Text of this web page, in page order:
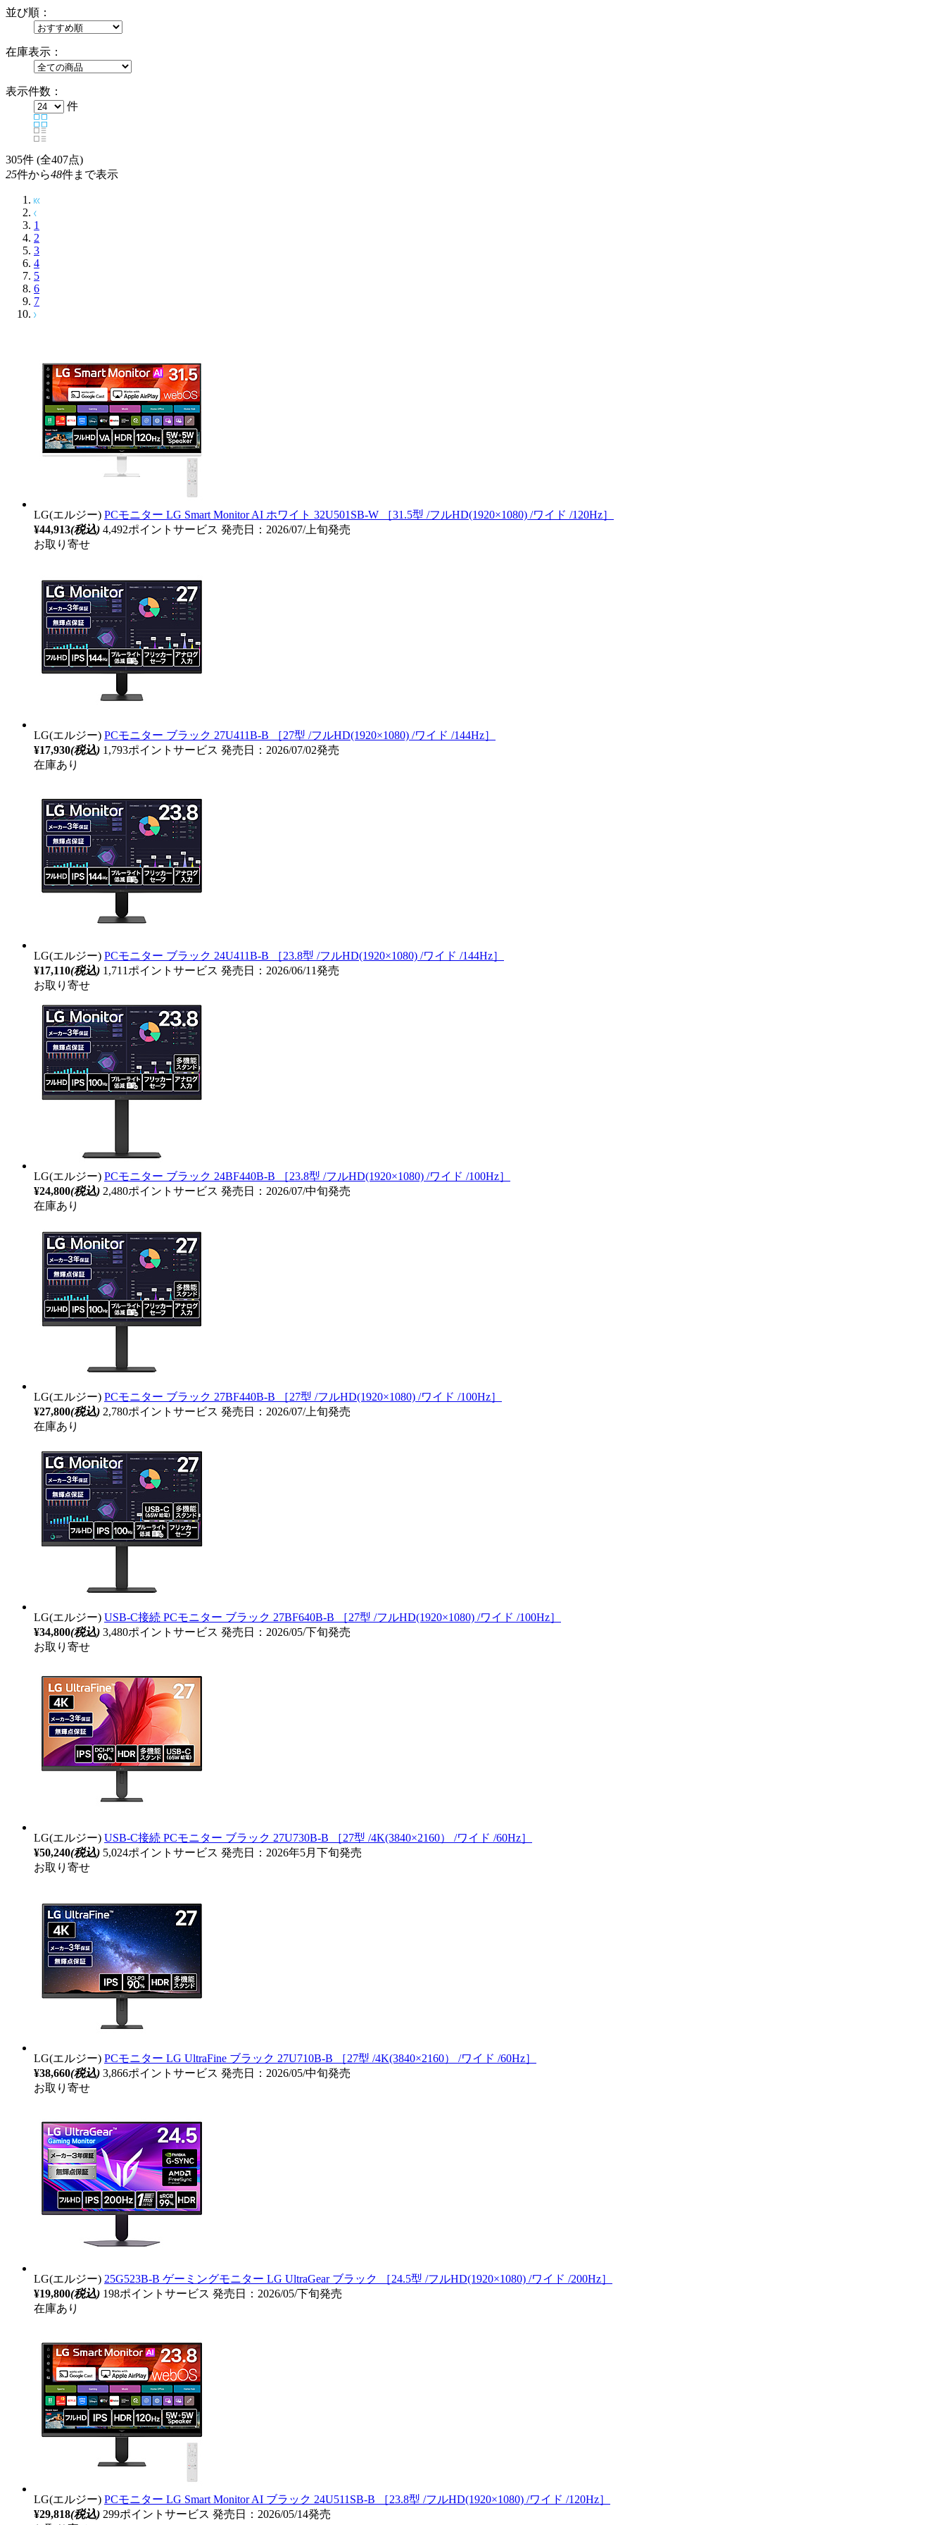
並び順：
在庫表示：
表示件数：
件
305件 (全407点)
25件から48件まで表示
1
2
3
4
5
6
7
LG(エルジー) PCモニター LG Smart Monitor AI ホワイト 32U501SB-W ［31.5型 /フルHD(1920×1080) /ワイド /120Hz］
¥44,913(税込) 4,492ポイントサービス 発売日：2026/07/上旬発売
お取り寄せ
LG(エルジー) PCモニター ブラック 27U411B-B ［27型 /フルHD(1920×1080) /ワイド /144Hz］
¥17,930(税込) 1,793ポイントサービス 発売日：2026/07/02発売
在庫あり
LG(エルジー) PCモニター ブラック 24U411B-B ［23.8型 /フルHD(1920×1080) /ワイド /144Hz］
¥17,110(税込) 1,711ポイントサービス 発売日：2026/06/11発売
お取り寄せ
LG(エルジー) PCモニター ブラック 24BF440B-B ［23.8型 /フルHD(1920×1080) /ワイド /100Hz］
¥24,800(税込) 2,480ポイントサービス 発売日：2026/07/中旬発売
在庫あり
LG(エルジー) PCモニター ブラック 27BF440B-B ［27型 /フルHD(1920×1080) /ワイド /100Hz］
¥27,800(税込) 2,780ポイントサービス 発売日：2026/07/上旬発売
在庫あり
LG(エルジー) USB-C接続 PCモニター ブラック 27BF640B-B ［27型 /フルHD(1920×1080) /ワイド /100Hz］
¥34,800(税込) 3,480ポイントサービス 発売日：2026/05/下旬発売
お取り寄せ
LG(エルジー) USB-C接続 PCモニター ブラック 27U730B-B ［27型 /4K(3840×2160） /ワイド /60Hz］
¥50,240(税込) 5,024ポイントサービス 発売日：2026年5月下旬発売
お取り寄せ
LG(エルジー) PCモニター LG UltraFine ブラック 27U710B-B ［27型 /4K(3840×2160） /ワイド /60Hz］
¥38,660(税込) 3,866ポイントサービス 発売日：2026/05/中旬発売
お取り寄せ
LG(エルジー) 25G523B-B ゲーミングモニター LG UltraGear ブラック ［24.5型 /フルHD(1920×1080) /ワイド /200Hz］
¥19,800(税込) 198ポイントサービス 発売日：2026/05/下旬発売
在庫あり
LG(エルジー) PCモニター LG Smart Monitor AI ブラック 24U511SB-B ［23.8型 /フルHD(1920×1080) /ワイド /120Hz］
¥29,818(税込) 299ポイントサービス 発売日：2026/05/14発売